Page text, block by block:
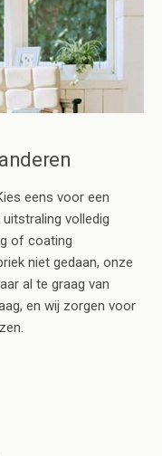
eens voor een
volledig
of coating
niet gedaan, onze
al te graag van
en wij zorgen voor